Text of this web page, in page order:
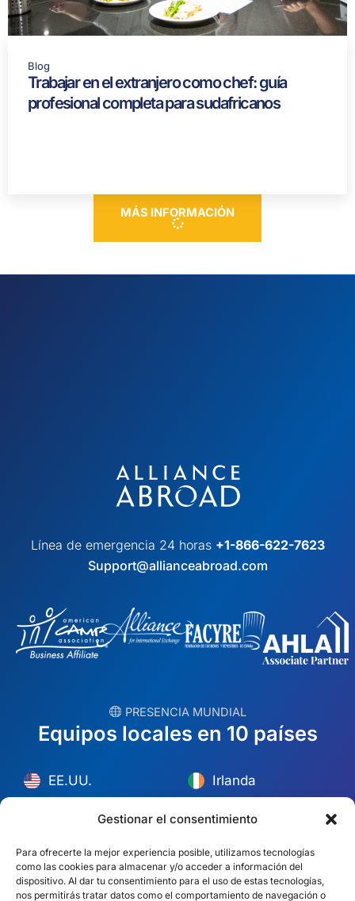
Gestionar el consentimiento
Para ofrecerte la mejor experiencia posible, utilizamos tecnologías
como las cookies para almacenar y/o acceder a información del
dispositivo. Al dar tu consentimiento para el uso de estas tecnologías,
nos permitirás tratar datos como el comportamiento de navegación o
Blog
Trabajar en el extranjero como chef: guía
profesional completa para sudafricanos
MÁS INFORMACIÓN
Línea de emergencia 24 horas +1-866-622-7623
Support@allianceabroad.com
︎ PRESENCIA MUNDIAL
Equipos locales en 10 países
EE.UU.
México
España
Irlanda
Polonia
Australia
S. África